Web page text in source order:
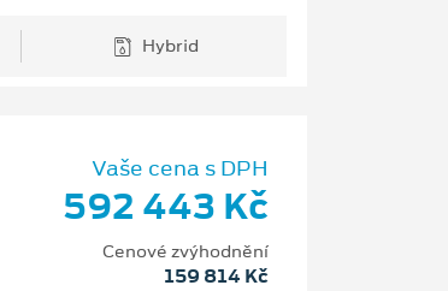
Hybrid
Vaše cena s DPH
592 443 Kč
Cenové zvýhodnění
159 814 Kč